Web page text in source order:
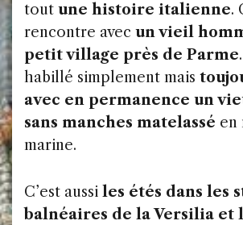
tout une histoire italienne.
rencontre avec un vieil
petit village près de Parme
habillé simplement mais
avec en permanence un
sans manches matelassé en
marine.
C’est aussi les étés dans les
balnéaires de la Versilia et